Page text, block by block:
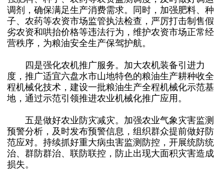
调剂，确保满足生产消费需求。同时，加强肥料、种
子、农药等农资市场监管执法检查，严厉打击制售假
劣农资和哄抬价格等违法行为，维护农资市场正常经
营秩序，为粮油安全生产保驾护航。
四是强化农机推广服务。加大农机装备引进力
度，推广适宜六盘水市山地特色的粮油生产耕种收全
程机械化技术，建设一批粮油生产全程机械化示范基
地，通过示范引领推进农业机械化推广应用。
五是做好农业防灾减灾。加强农业气象灾害监测
预警分析，及时发布预警信息，组织群众提前做好防
范应对。持续抓好重大病虫害监测防控，开展统防统
治、群防群治、联防联控，防止出现大面积灾害造成
损失。